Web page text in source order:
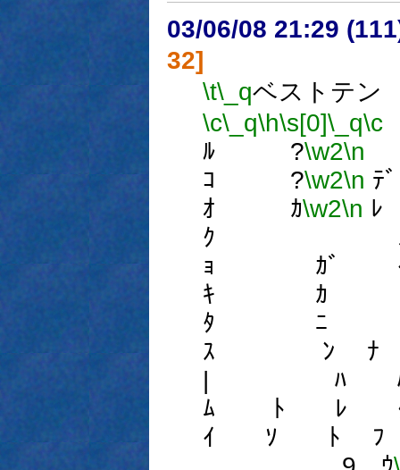
03/06/08 21:29
32]
\t\_qベストテン
\c\_q\h\s[0]\_q\c
ﾙ ?\w2\n
ｺ ?\w2\n
ｵ ｶ\w2\n
ｸ
ｮ ｶﾞ
ｷ ｶ
ﾀ ﾆ
ｽ ﾝ
| ﾊ ﾊ
ﾑ ﾄ ﾚ ｸ
ｲ ｿ ﾄ ﾌ